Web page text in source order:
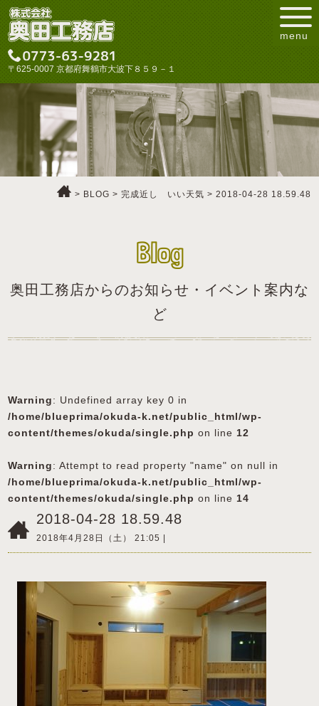
〒625-0007 京都府舞鶴市大波下８５９－１
menu
> BLOG > 完成近し いい天気 > 2018-04-28 18.59.48
Blog
奥田工務店からのお知らせ・イベント案内な
ど
Warning: Undefined array key 0 in
/home/blueprima/okuda-k.net/public_html/wp-
content/themes/okuda/single.php on line 12
Warning: Attempt to read property "name" on null in
/home/blueprima/okuda-k.net/public_html/wp-
content/themes/okuda/single.php on line 14
2018-04-28 18.59.48
2018年4月28日（土） 21:05 |